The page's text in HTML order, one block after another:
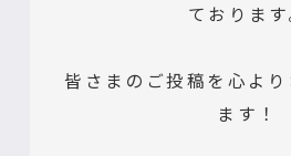
ております
皆さまのご投稿を心よ
ます！